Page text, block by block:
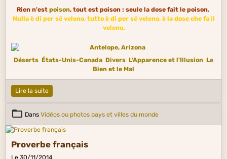
Rien n'est poison, tout est poison : seule la dose fait le poison.
Nulla è di per sé veleno, tutto è di per sé veleno, è la dose che fa il
veleno.
Déserts États-Unis-Canada Divers L'Apparence et l'Illusion Le
Bien et le Mal
Lire la suite
Dans Vidéos ou photos pays et villes du monde
Proverbe français